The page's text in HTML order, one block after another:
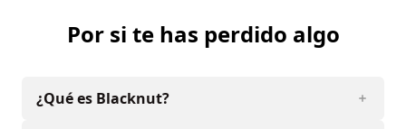
Por si te has perdido algo
¿Qué es Blacknut?